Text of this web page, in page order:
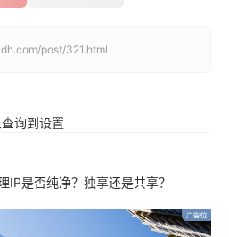
post/321.html
询到设置
IP是否纯净？独享还是共享？